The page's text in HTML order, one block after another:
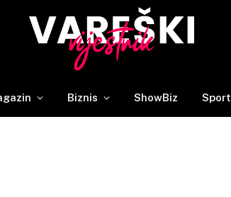
Biznis ShowBiz Sport